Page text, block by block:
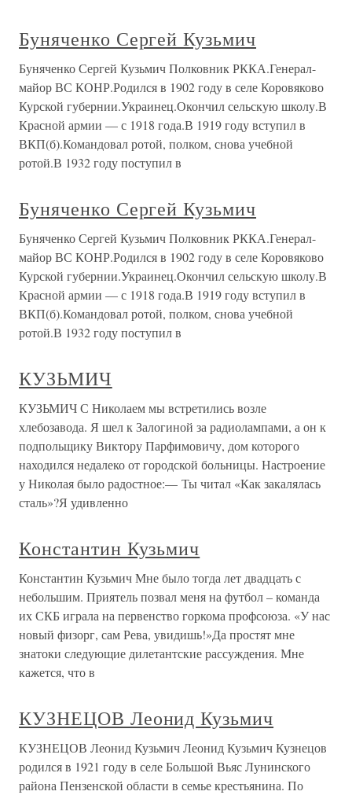
Буняченко Сергей Кузьмич
Буняченко Сергей Кузьмич Полковник РККА.Генерал-
майор ВС КОНР.Родился в 1902 году в селе Коровяково
Курской губернии.Украинец.Окончил сельскую школу.В
Красной армии — с 1918 года.В 1919 году вступил в
ВКП(б).Командовал ротой, полком, снова учебной
ротой.В 1932 году поступил в
Буняченко Сергей Кузьмич
Буняченко Сергей Кузьмич Полковник РККА.Генерал-
майор ВС КОНР.Родился в 1902 году в селе Коровяково
Курской губернии.Украинец.Окончил сельскую школу.В
Красной армии — с 1918 года.В 1919 году вступил в
ВКП(б).Командовал ротой, полком, снова учебной
ротой.В 1932 году поступил в
КУЗЬМИЧ
КУЗЬМИЧ С Николаем мы встретились возле
хлебозавода. Я шел к Залогиной за радиолампами, а он к
подпольщику Виктору Парфимовичу, дом которого
находился недалеко от городской больницы. Настроение
у Николая было радостное:— Ты читал «Как закалялась
сталь»?Я удивленно
Константин Кузьмич
Константин Кузьмич Мне было тогда лет двадцать с
небольшим. Приятель позвал меня на футбол – команда
их СКБ играла на первенство горкома профсоюза. «У нас
новый физорг, сам Рева, увидишь!»Да простят мне
знатоки следующие дилетантские рассуждения. Мне
кажется, что в
КУЗНЕЦОВ Леонид Кузьмич
КУЗНЕЦОВ Леонид Кузьмич Леонид Кузьмич Кузнецов
родился в 1921 году в селе Большой Вьяс Лунинского
района Пензенской области в семье крестьянина. По